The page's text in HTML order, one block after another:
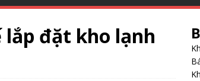
đặt kho lạnh